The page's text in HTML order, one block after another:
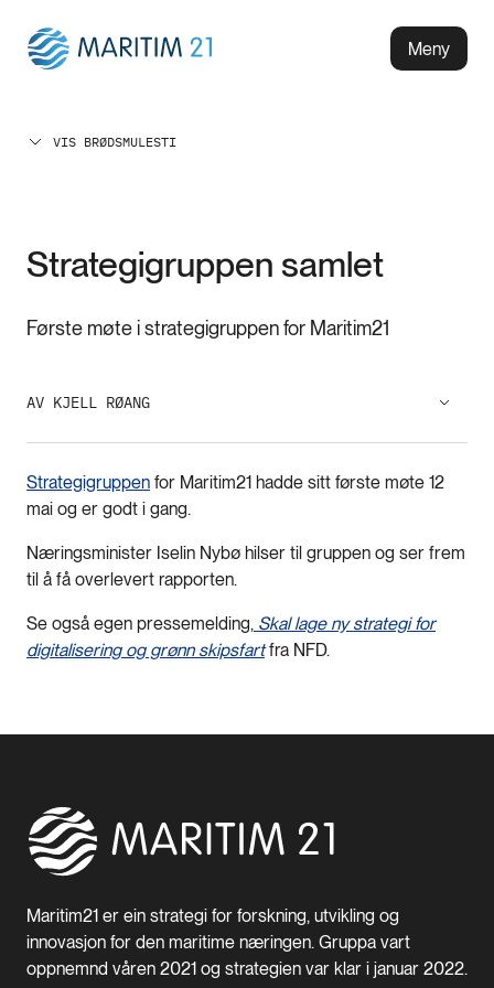
Meny
VIS BRØDSMULESTI
Strategigruppen samlet
Første møte i strategigruppen for Maritim21
AV KJELL RØANG
Strategigruppen for Maritim21 hadde sitt første møte 12
mai og er godt i gang.
Næringsminister Iselin Nybø hilser til gruppen og ser frem
til å få overlevert rapporten.
Se også egen pressemelding, Skal lage ny strategi for
digitalisering og grønn skipsfartfra NFD.
Maritim21 er ein strategi for forskning, utvikling og
innovasjon for den maritime næringen. Gruppa vart
oppnemnd våren 2021 og strategien var klar i januar 2022.